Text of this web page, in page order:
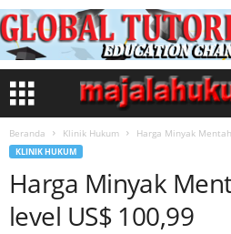
Beranda Klinik Hukum Harga Minyak
KLINIK HUKUM
Harga Minyak
level US$ 100,99